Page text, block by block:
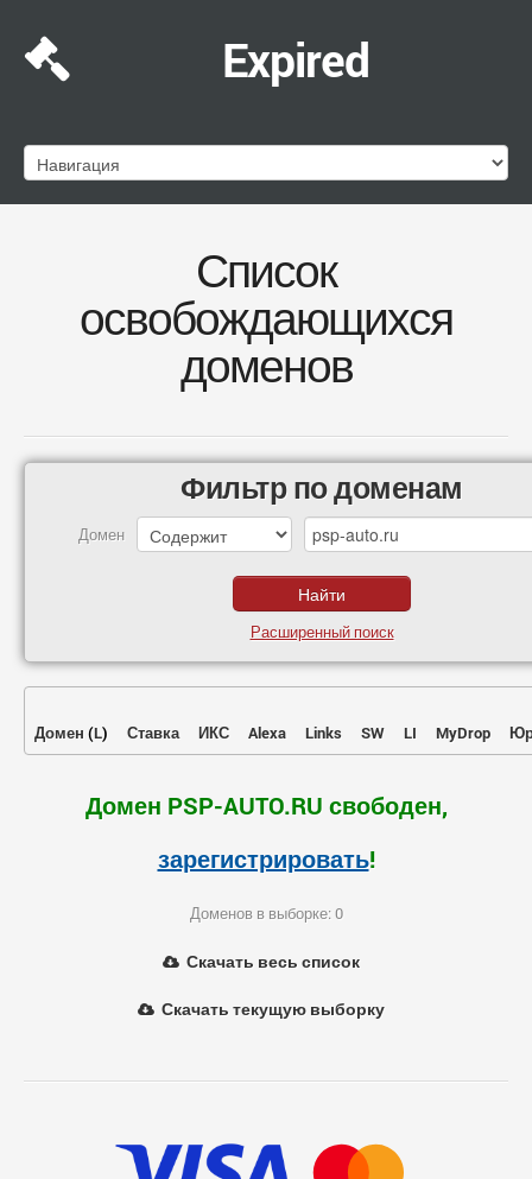
Expired
Список
освобождающихся
доменов
Фильтр по доменам
Домен
Расширенный поиск
Домен (L) Ставка ИКС Alexa Links SW LI MyDrop
Домен PSP-AUTO.RU свободен,
зарегистрировать!
Доменов в выборке: 0
Скачать весь список
Скачать текущую выборку